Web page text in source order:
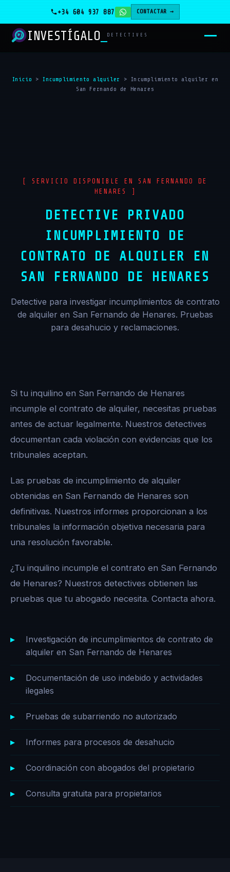
+34 604 937 887 CONTACTAR →
INVESTÍGALO DETECTIVES
Inicio > Incumplimiento alquiler > Incumplimiento alquiler en
San Fernando de Henares
[ SERVICIO DISPONIBLE EN SAN FERNANDO DE
HENARES ]
DETECTIVE PRIVADO
INCUMPLIMIENTO DE
CONTRATO DE ALQUILER EN
SAN FERNANDO DE HENARES
Detective para investigar incumplimientos de contrato
de alquiler en San Fernando de Henares. Pruebas
para desahucio y reclamaciones.
Si tu inquilino en San Fernando de Henares
incumple el contrato de alquiler, necesitas pruebas
antes de actuar legalmente. Nuestros detectives
documentan cada violación con evidencias que los
tribunales aceptan.
Las pruebas de incumplimiento de alquiler
obtenidas en San Fernando de Henares son
definitivas. Nuestros informes proporcionan a los
tribunales la información objetiva necesaria para
una resolución favorable.
¿Tu inquilino incumple el contrato en San Fernando
de Henares? Nuestros detectives obtienen las
pruebas que tu abogado necesita. Contacta ahora.
Investigación de incumplimientos de contrato de
alquiler en San Fernando de Henares
Documentación de uso indebido y actividades
ilegales
Pruebas de subarriendo no autorizado
Informes para procesos de desahucio
Coordinación con abogados del propietario
Consulta gratuita para propietarios